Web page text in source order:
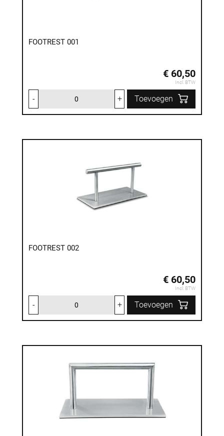
FOOTREST 001
€ 60,50
Incl. BTW
- + Toevoegen
FOOTREST 002
€ 60,50
Incl. BTW
- + Toevoegen